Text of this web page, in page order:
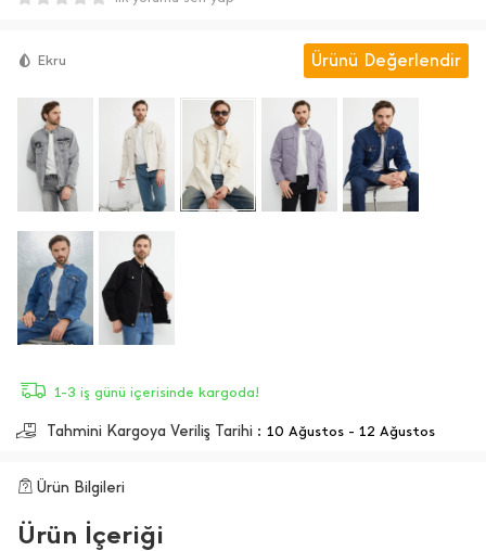
Ekru Ürünü Değerlendir
1-3 iş günü içerisinde kargoda!
Tahmini Kargoya Veriliş Tarihi : 10 Ağustos - 12 Ağustos
Ürün Bilgileri
Ürün İçeriği